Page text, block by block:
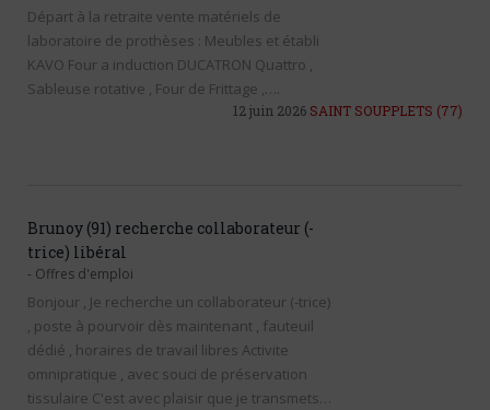
Départ à la retraite vente matériels de
laboratoire de prothèses : Meubles et établi
KAVO Four a induction DUCATRON Quattro ,
Sableuse rotative , Four de Frittage ,….
12 juin 2026 SAINT SOUPPLETS (77)
Brunoy (91) recherche collaborateur (-
trice) libéral
- Offres d'emploi
Bonjour , Je recherche un collaborateur (-trice)
, poste à pourvoir dès maintenant , fauteuil
dédié , horaires de travail libres Activite
omnipratique , avec souci de préservation
tissulaire C'est avec plaisir que je transmets…